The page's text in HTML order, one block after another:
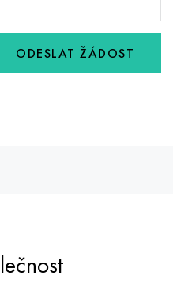
ODESLAT ŽÁDOST